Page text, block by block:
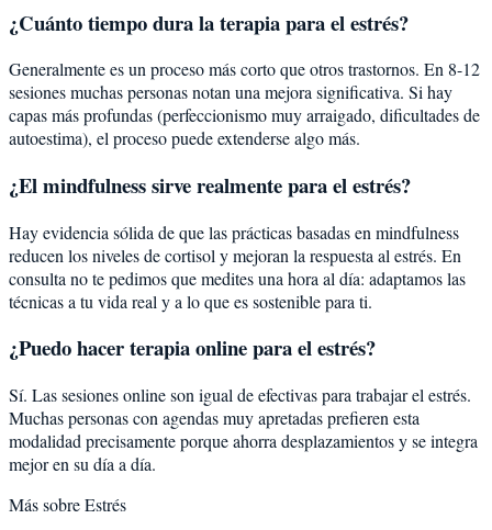
¿Cuánto tiempo dura la terapia para el estrés?
Generalmente es un proceso más corto que otros trastornos. En 8-12
sesiones muchas personas notan una mejora significativa. Si hay
capas más profundas (perfeccionismo muy arraigado, dificultades de
autoestima), el proceso puede extenderse algo más.
¿El mindfulness sirve realmente para el estrés?
Hay evidencia sólida de que las prácticas basadas en mindfulness
reducen los niveles de cortisol y mejoran la respuesta al estrés. En
consulta no te pedimos que medites una hora al día: adaptamos las
técnicas a tu vida real y a lo que es sostenible para ti.
¿Puedo hacer terapia online para el estrés?
Sí. Las sesiones online son igual de efectivas para trabajar el estrés.
Muchas personas con agendas muy apretadas prefieren esta
modalidad precisamente porque ahorra desplazamientos y se integra
mejor en su día a día.
Más sobreEstrés